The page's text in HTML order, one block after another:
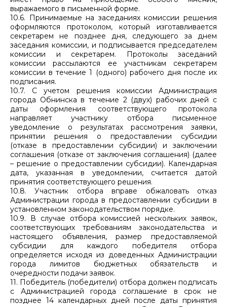
выражаемого в письменной форме.
10.6. Принимаемые на заседаниях комиссии решения
оформляются протоколом, который изготавливается
секретарем не позднее дня, следующего за днем
заседания комиссии, и подписывается председателем
комиссии и секретарем. Протоколы заседаний
комиссии рассылаются ее участникам секретарем
комиссии в течение 1 (одного) рабочего дня после их
подписания.
10.7. С учетом решения комиссии Администрация
города Обнинска в течение 2 (двух) рабочих дней с
даты оформления соответствующего протокола
направляет участнику отбора письменное
уведомление о результатах рассмотрения заявки,
принятии решения о предоставлении субсидии
(отказе в предоставлении субсидии) и заключении
соглашения (отказе от заключения соглашения) (далее
– решение о предоставлении субсидии). Календарная
дата, указанная в уведомлении, считается датой
принятия соответствующего решения.
10.8. Участник отбора вправе обжаловать отказ
Администрации города в предоставлении субсидии в
установленном законодательством порядке.
10.9. В случае отбора комиссией нескольких заявок,
соответствующих требованиям законодательства и
настоящего объявления, размер предоставляемой
субсидии для каждого победителя отбора
определяется исходя из доведенных Администрации
города лимитов бюджетных обязательств и
очередности подачи заявок.
11. Победитель (победители) отбора должен подписать
с Администрацией города соглашение в срок не
позднее 14 календарных дней после даты принятия